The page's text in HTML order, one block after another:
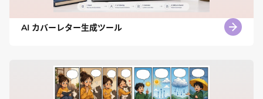
AI カバーレター生成ツール